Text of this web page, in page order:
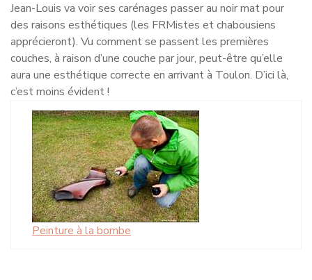
Jean-Louis va voir ses carénages passer au noir mat pour
des raisons esthétiques (les FRMistes et chabousiens
apprécieront). Vu comment se passent les premières
couches, à raison d’une couche par jour, peut-être qu’elle
aura une esthétique correcte en arrivant à Toulon. D’ici là,
c’est moins évident !
Peinture à la bombe